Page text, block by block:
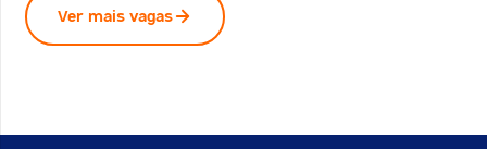
Ver mais vagas